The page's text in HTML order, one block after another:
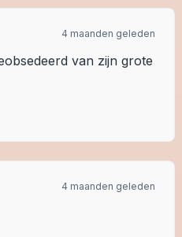
4 maanden geleden
van zijn grote
4 maanden geleden